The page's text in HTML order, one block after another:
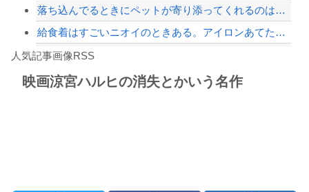
Powered by livedoor 相互RSS
落ち込んでるときにペットが寄り添ってくれるのは本当になぐさめようとしてるの？
給食着はすごいニオイのときある。アイロンあてたときにむせ込むほどにクッッッサ！っ...
人気記事画像RSS
映画涼宮ハルヒの消失とかいう名作